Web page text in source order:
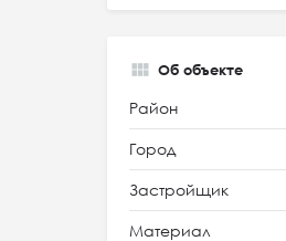
Об объекте
Район
Город
Застройщик
Материал